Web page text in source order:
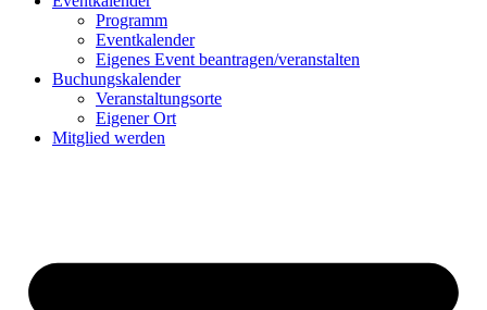
Programm
Eventkalender
Eigenes Event beantragen/veranstalten
Buchungskalender
Veranstaltungsorte
Eigener Ort
Mitglied werden